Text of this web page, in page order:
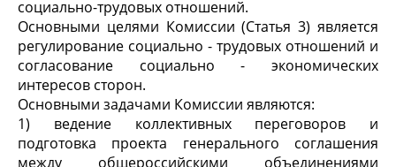
социально-трудовых отношений.
Основными целями Комиссии (Статья 3) является
регулирование социально - трудовых отношений и
согласование социально - экономических
интересов сторон.
Основными задачами Комиссии являются:
1) ведение коллективных переговоров и
подготовка проекта генерального соглашения
между общероссийскими объединениями